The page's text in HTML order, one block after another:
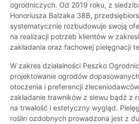
ogrodniczych. Od 2019 roku, z
Honoriusza Balzaka 38B,
systematycznie rozbudowuje swoją
na realizacji potrzeb klientów w
zakładania oraz fachowej pielęgnacji
W zakres działalności Peszko
projektowanie ogrodów
otoczenia i preferencji
zakładanie trawników z siewu bądź z
na trwałość i estetyczny wygląd.
roślin ozdobnych prowadzona jest z